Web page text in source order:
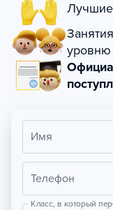
Лучшие
уровню
Имя
Телефон
Класс, в который